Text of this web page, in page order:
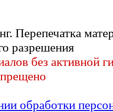
Перепечатка
разрешения
без активной
обработки